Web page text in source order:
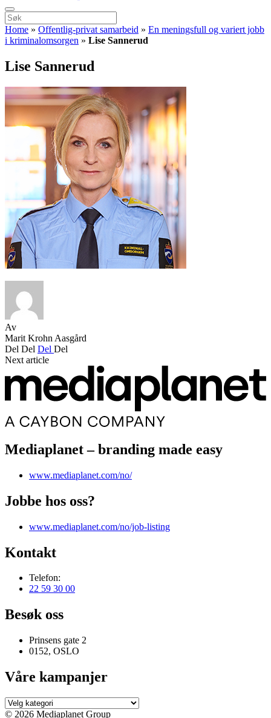
Home » Offentlig-privat samarbeid » En meningsfull og variert jobb
i kriminalomsorgen » Lise Sannerud
Lise Sannerud
Av
Marit Krohn Aasgård
Del Del Del Del
Next article
Mediaplanet – branding made easy
www.mediaplanet.com/no/
Jobbe hos oss?
www.mediaplanet.com/no/job-listing
Kontakt
Telefon:
22 59 30 00
Besøk oss
Prinsens gate 2
0152, OSLO
Våre kampanjer
Våre
kampanjer
© 2026 Mediaplanet Group